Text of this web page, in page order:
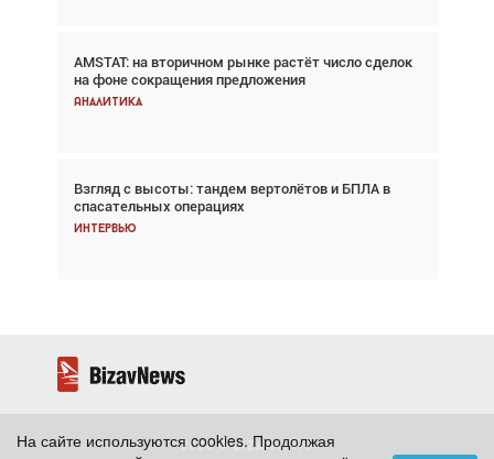
AMSTAT: на вторичном рынке растёт число сделок
на фоне сокращения предложения
Аналитика
Взгляд с высоты: тандем вертолётов и БПЛА в
спасательных операциях
Интервью
Проблемы с цепочками поставок сохраняются
Аналитика
Частный самолёт – это актив. Подходите к
покупке соответствующим образом
Интервью
2026 ©BizavNews
На сайте используются cookies. Продолжая